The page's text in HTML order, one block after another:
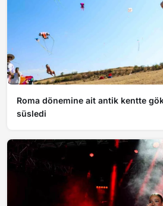
Roma dönemine ait antik kentte
süsledi